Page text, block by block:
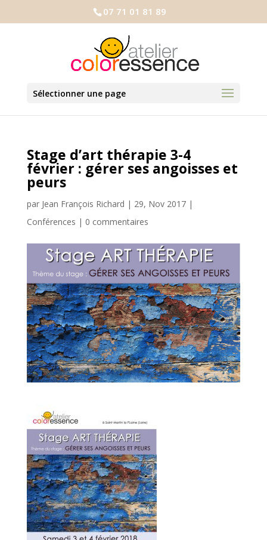
07 71 01 81 89
Sélectionner une page
Stage d’art thérapie 3-4
février : gérer ses angoisses et
peurs
par Jean François Richard | 29, Nov 2017|
Conférences | 0 commentaires